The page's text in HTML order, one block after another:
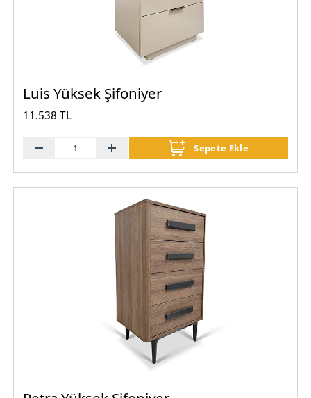
Luis Yüksek Şifoniyer
11.538 TL
Sepete Ekle